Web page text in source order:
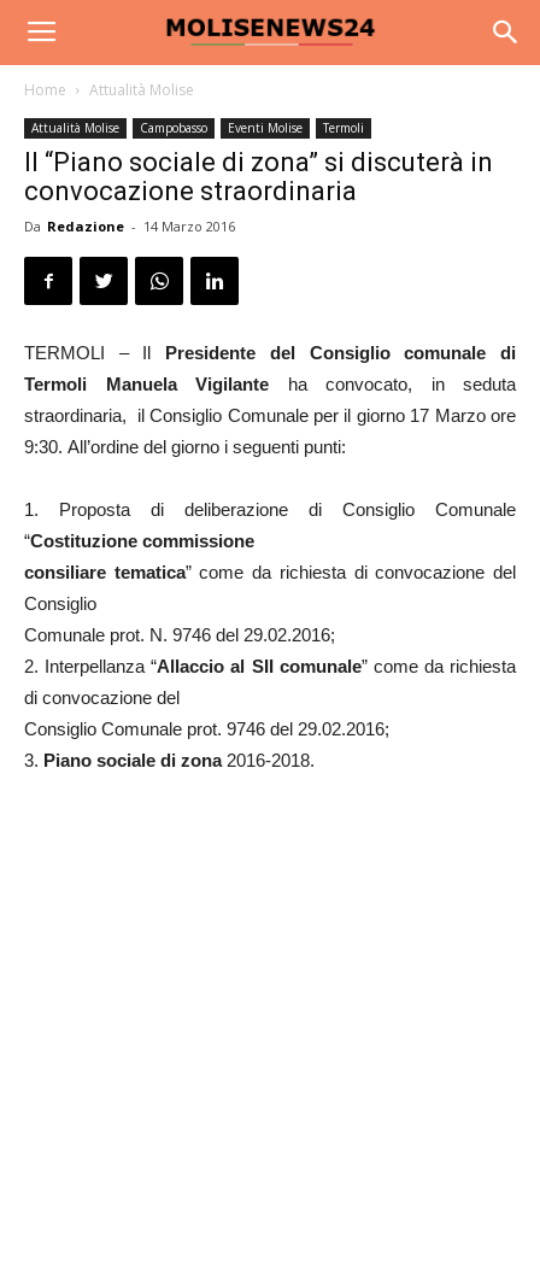
Home Attualità Molise
Attualità Molise Campobasso Eventi Molise Termoli
Il “Piano sociale di zona” si discuterà in
convocazione straordinaria
Da Redazione - 14 Marzo 2016
TERMOLI – Il Presidente del Consiglio comunale di
Termoli Manuela Vigilante ha convocato, in seduta
straordinaria, il Consiglio Comunale per il giorno 17 Marzo ore
9:30. All’ordine del giorno i seguenti punti:
1. Proposta di deliberazione di Consiglio Comunale
“Costituzione commissione
consiliare tematica” come da richiesta di convocazione del
Consiglio
Comunale prot. N. 9746 del 29.02.2016;
2. Interpellanza “Allaccio al SII comunale” come da richiesta
di convocazione del
Consiglio Comunale prot. 9746 del 29.02.2016;
3. Piano sociale di zona2016-2018.